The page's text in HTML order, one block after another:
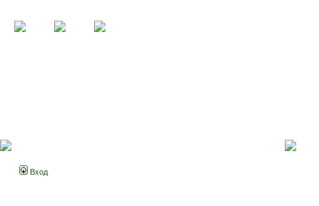
Вход